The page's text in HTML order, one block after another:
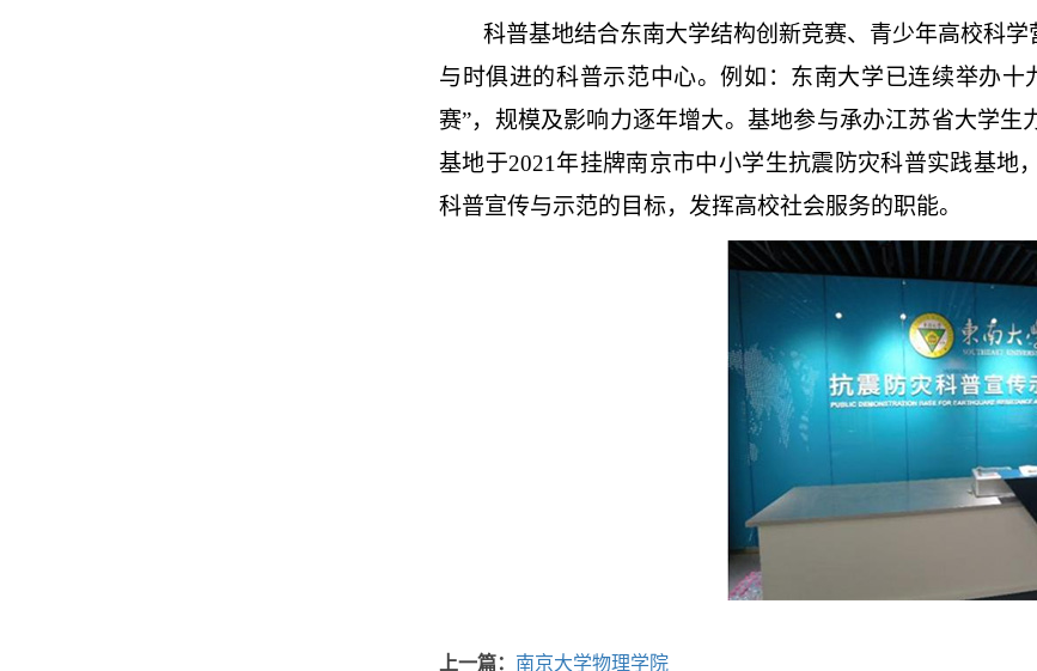
科普基地结合东南大学结构创新竞赛、青少年高校科
与时俱进的科普示范中心。例如：东南大学已连续举办十
赛”，规模及影响力逐年增大。基地参与承办江苏省大学
基地于2021年挂牌南京市中小学生抗震防灾科普实践基
科普宣传与示范的目标，发挥高校社会服务的职能。
上一篇： 南京大学物理学院